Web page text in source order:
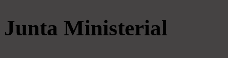
Junta Ministerial